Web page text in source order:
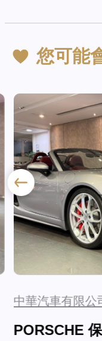
您可能
中華汽車有限公
PORSCHE